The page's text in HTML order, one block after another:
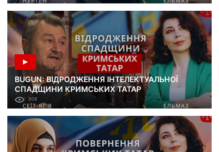
BUGUN: ВІДРОДЖЕННЯ ІНТЕЛЕКТУАЛЬНОЇ
СПАДЩИНИ КРИМСЬКИХ ТАТАР
808